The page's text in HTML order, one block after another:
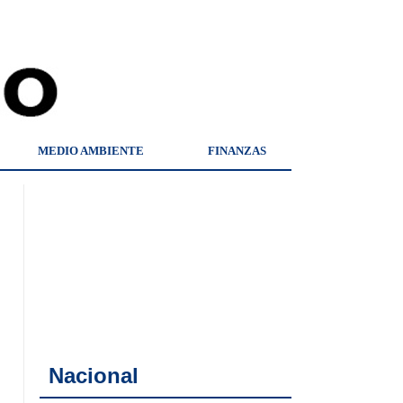
MEDIO AMBIENTE FINANZAS
Nacional